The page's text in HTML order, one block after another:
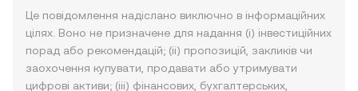
Це повідомлення надіслано виключно в інформаційних
цілях. Воно не призначене для надання (i) інвестиційних
порад або рекомендацій; (ii) пропозицій, закликів чи
заохочення купувати, продавати або утримувати
цифрові активи; (iii) фінансових, бухгалтерських,